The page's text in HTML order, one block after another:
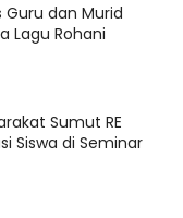
dan Murid
Lagu Rohani
Sumut RE
Siswa di Seminar